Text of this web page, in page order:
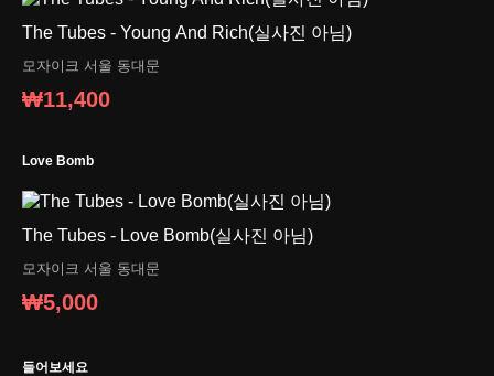
The Tubes - Young And Rich(실사진 아님)
모자이크 서울 동대문
₩11,400
Love Bomb
The Tubes - Love Bomb(실사진 아님)
모자이크 서울 동대문
₩5,000
들어보세요